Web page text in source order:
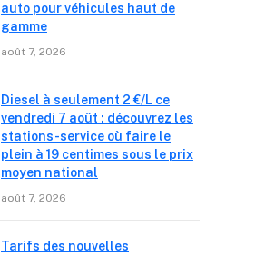
auto pour véhicules haut de
gamme
août 7, 2026
Diesel à seulement 2 €/L ce
vendredi 7 août : découvrez les
stations-service où faire le
plein à 19 centimes sous le prix
moyen national
août 7, 2026
Tarifs des nouvelles